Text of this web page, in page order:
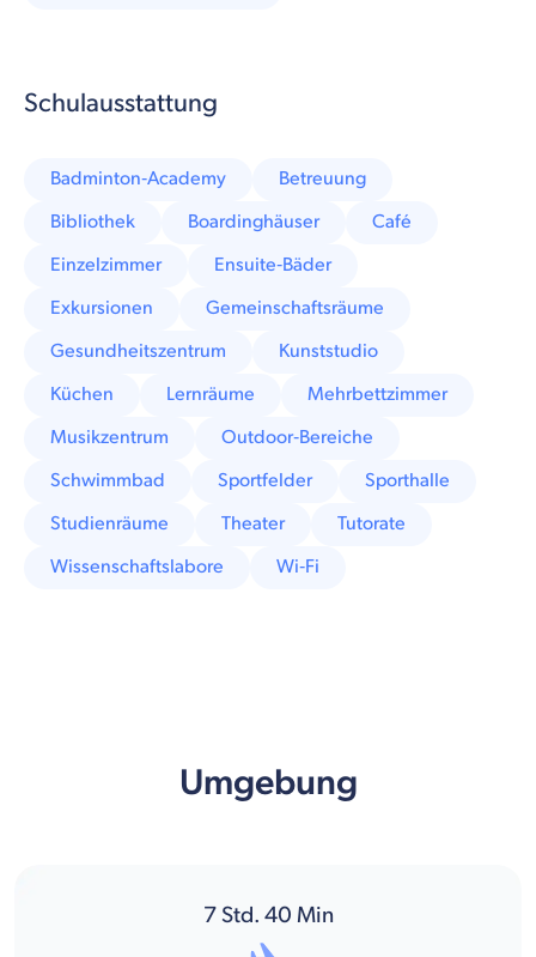
Schulausstattung
Badminton‑Academy
Betreuung
Bibliothek
Boardinghäuser
Café
Einzelzimmer
Ensuite‑Bäder
Exkursionen
Gemeinschaftsräume
Gesundheitszentrum
Kunststudio
Küchen
Lernräume
Mehrbettzimmer
Musikzentrum
Outdoor‑Bereiche
Schwimmbad
Sportfelder
Sporthalle
Studienräume
Theater
Tutorate
Wissenschaftslabore
Wi‑Fi
Umgebung
7Std. 40 Min